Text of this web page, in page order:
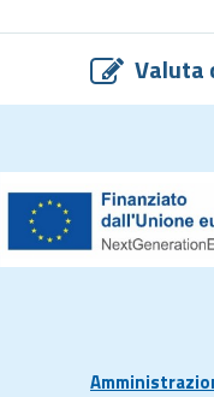
Valuta